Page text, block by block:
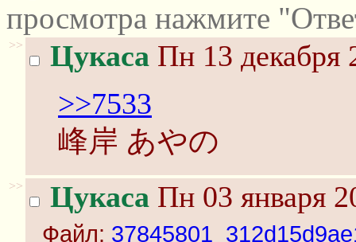
просмотра нажмите
>> Цукаса Пн 13 декабря
>>7533
峰岸 あやの
>> Цукаса Пн 03 января
Файл: